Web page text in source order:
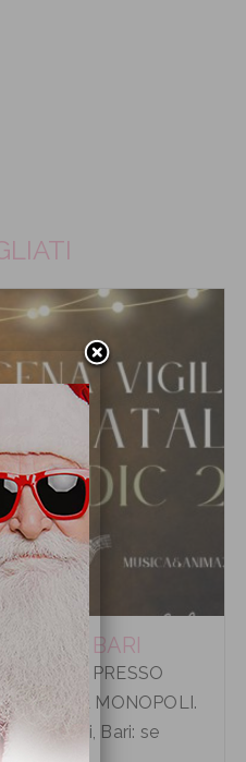
A BARI
A BARI PRESSO
A MONOPOLI.
Monopoli, Bari: se